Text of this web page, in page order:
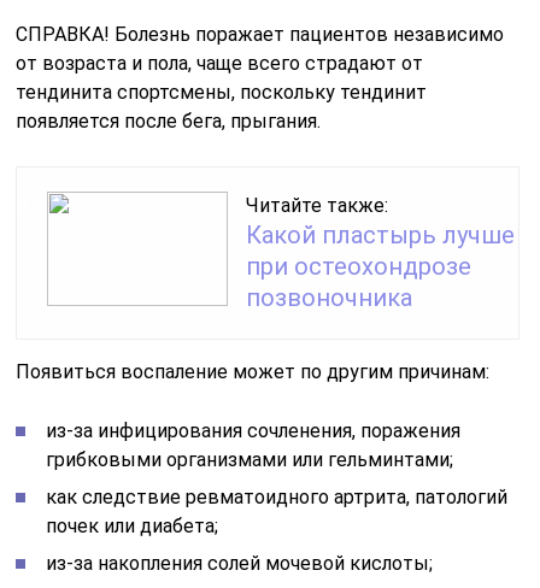
СПРАВКА! Болезнь поражает пациентов независимо
от возраста и пола, чаще всего страдают от
тендинита спортсмены, поскольку тендинит
появляется после бега, прыгания.
Читайте также:
Какой пластырь лучше
при остеохондрозе
позвоночника
Появиться воспаление может по другим причинам:
из-за инфицирования сочленения, поражения
грибковыми организмами или гельминтами;
как следствие ревматоидного артрита, патологий
почек или диабета;
из-за накопления солей мочевой кислоты;